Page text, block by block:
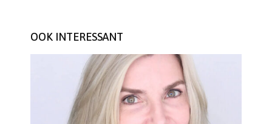
OOK INTERESSANT